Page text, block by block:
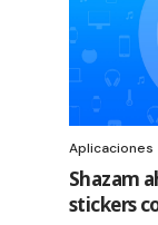
Aplicaciones
Shazam
stickers